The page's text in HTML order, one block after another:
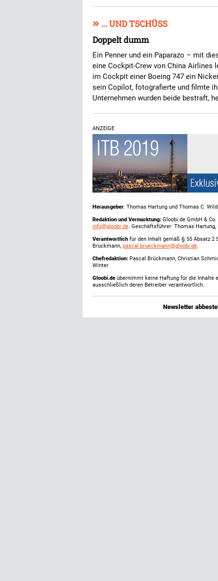
» ... UND TSCHÜSS
Doppelt dumm
Ein Penner und ein Paparazo – mit
eine Cockpit-Crew von China Airlines
im Cockpit einer Boeing 747 ein
sein Copilot, fotografierte und filmte
Unternehmen wurden beide bestraft,
ANZEIGE
Herausgeber: Thomas Hartung und Thomas C.
Redaktion und Vermarktung: Gloobi.de GmbH &
info@gloobi.de. Geschäftsführer: Thomas
Verantwortlich für den Inhalt gemäß § 55 Absatz 2
Brückmann, pascal.brueckmann@gloobi.de.
Chefredaktion: Pascal Brückmann, Christian
Winter
Gloobi.de übernimmt keine Haftung für die Inhalte
ausschließlich deren Betreiber verantwortlich.
Newsletter